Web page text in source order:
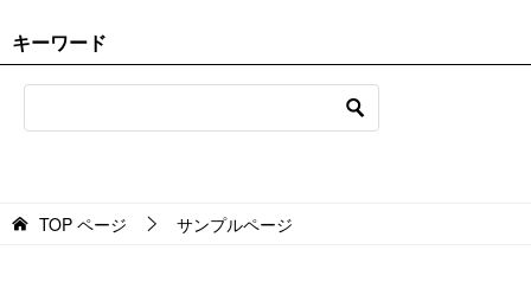
キーワード
TOP ページ サンプルページ